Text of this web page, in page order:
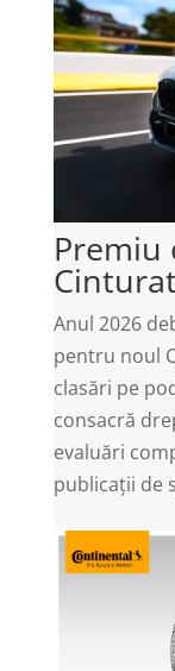
Premiu
Anul 2026
pentru noul
clasări pe
consacră
evaluări
publicații de